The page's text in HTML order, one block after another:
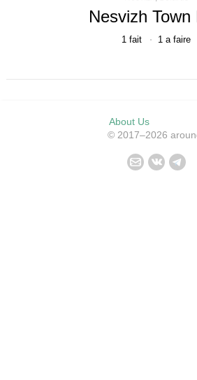
Nesvizh Town
1 fait 1 a faire
About Us
© 2017–2026